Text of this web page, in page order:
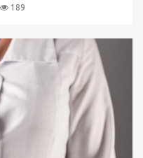
189